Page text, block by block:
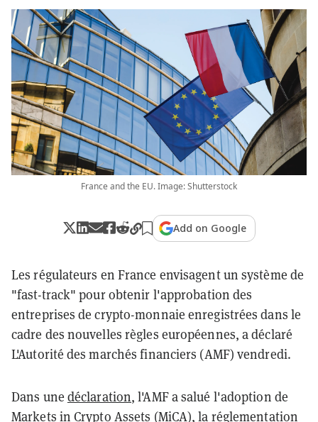
France and the EU. Image: Shutterstock
Add on Google
Les régulateurs en France envisagent un système de
"fast-track" pour obtenir l'approbation des
entreprises de crypto-monnaie enregistrées dans le
cadre des nouvelles règles européennes, a déclaré
L'Autorité des marchés financiers (AMF) vendredi.
Dans une déclaration, l'AMF a salué l'adoption de
Markets in Crypto Assets (MiCA), la réglementation